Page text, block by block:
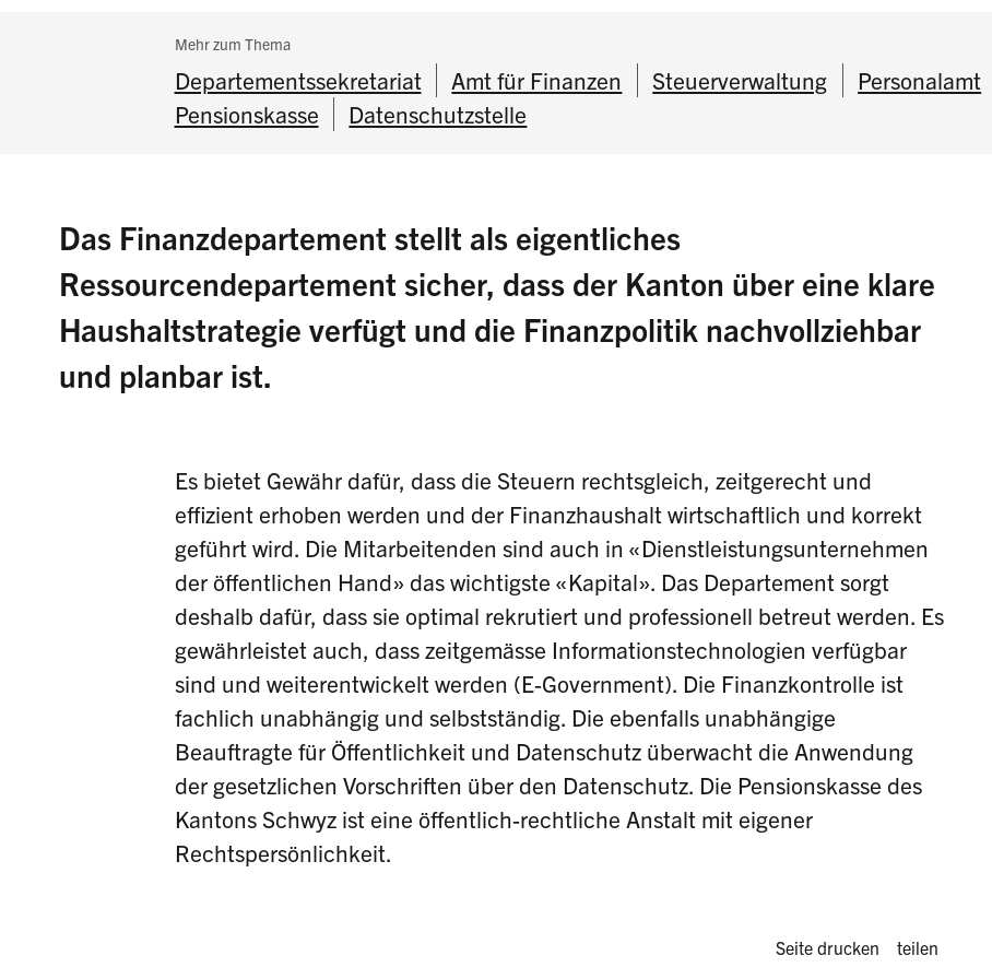
Subnavigation:
Mehr zum Thema
Departementssekretariat Amt für Finanzen Steuerverwaltung Personalamt
Pensionskasse
Datenschutzstelle
Das Finanzdepartement stellt als eigentliches
Ressourcendepartement sicher, dass der Kanton über eine klare
Haushaltstrategie verfügt und die Finanzpolitik nachvollziehbar
und planbar ist.
Es bietet Gewähr dafür, dass die Steuern rechtsgleich, zeitgerecht und
effizient erhoben werden und der Finanzhaushalt wirtschaftlich und korrekt
geführt wird. Die Mitarbeitenden sind auch in «Dienstleistungsunternehmen
der öffentlichen Hand» das wichtigste «Kapital». Das Departement sorgt
deshalb dafür, dass sie optimal rekrutiert und professionell betreut werden. Es
gewährleistet auch, dass zeitgemässe Informationstechnologien verfügbar
sind und weiterentwickelt werden (E-Government). Die Finanzkontrolle ist
fachlich unabhängig und selbstständig. Die ebenfalls unabhängige
Beauftragte für Öffentlichkeit und Datenschutz überwacht die Anwendung
der gesetzlichen Vorschriften über den Datenschutz. Die Pensionskasse des
Kantons Schwyz ist eine öffentlich-rechtliche Anstalt mit eigener
Rechtspersönlichkeit.
Diese Seite
Seite drucken teilen